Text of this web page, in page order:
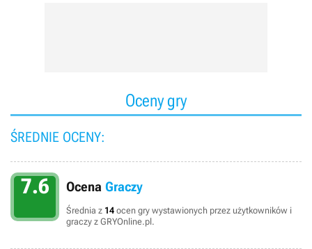
Oceny gry
ŚREDNIE OCENY:
7.6 Ocena Graczy
Średnia z 14 ocen gry wystawionych przez użytkowników i
graczy z GRYOnline.pl.